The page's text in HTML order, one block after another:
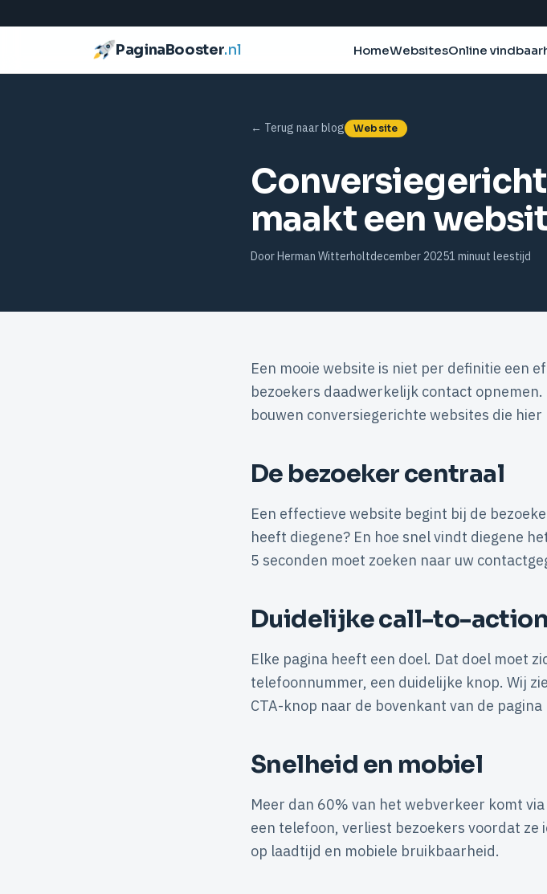
PaginaBooster.nl HomeWebsitesOnline
← Terug naar blog Website
maakt een
Door Herman Witterholtdecember 20251 minuut leestijd
Een mooie website is niet per definitie een
bezoekers daadwerkelijk contact
bouwen conversiegerichte websites die
De bezoeker centraal
Een effectieve website begint bij de
heeft diegene? En hoe snel vindt diegene
5 seconden moet zoeken naar uw
Duidelijke call-to-
Elke pagina heeft een doel. Dat doel moet
telefoonnummer, een duidelijke knop. Wij
CTA-knop naar de bovenkant van de
Snelheid en mobiel
Meer dan 60% van het webverkeer komt
een telefoon, verliest bezoekers voordat ze
op laadtijd en mobiele bruikbaarheid.